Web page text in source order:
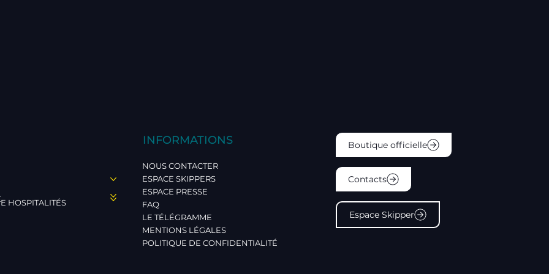
HOSPITALITÉS
INFORMATIONS
NOUS CONTACTER
ESPACE SKIPPERS
ESPACE PRESSE
FAQ
LE TÉLÉGRAMME
MENTIONS LÉGALES
POLITIQUE DE CONFIDENTIALITÉ
Boutique officielle
Contacts
Espace Skipper